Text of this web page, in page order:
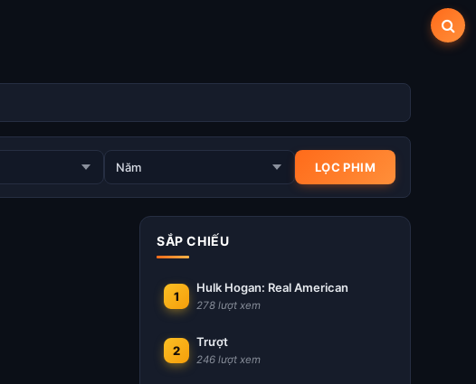
SẮP CHIẾU
1
Hulk Hogan: Real American
278 lượt xem
2
Trượt
246 lượt xem